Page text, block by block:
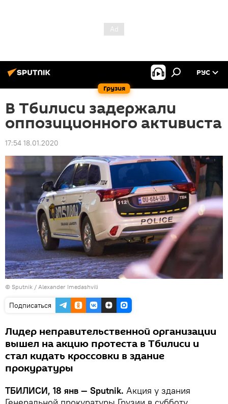
Грузия
РУС
В Тбилиси задержали
оппозиционного активиста
17:54 18.01.2020
© Sputnik / Alexander Imedashvili
Подписаться
Лидер неправительственной организации
вышел на акцию протеста в Тбилиси и
стал кидать кроссовки в здание
прокуратуры
ТБИЛИСИ, 18 янв — Sputnik. Акция у здания